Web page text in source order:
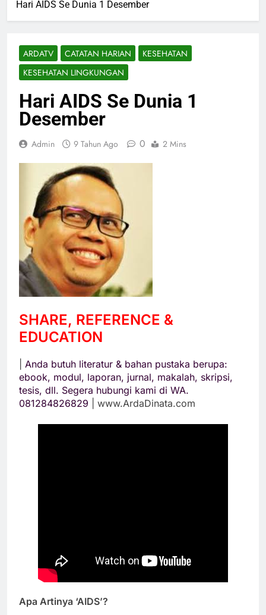
Hari AIDS Se Dunia 1 Desember
ARDATV CATATAN HARIAN
KESEHATAN
KESEHATAN LINGKUNGAN
Hari AIDS Se Dunia 1
Desember
Admin 9 Tahun Ago 0 2 Mins
SHARE, REFERENCE &
EDUCATION
Anda butuh literatur & bahan pustaka berupa:
ebook, modul, laporan, jurnal, makalah, skripsi,
tesis, dll. Segera hubungi kami di WA.
081284826829
| www.ArdaDinata.com
Apa Artinya ‘AIDS’?